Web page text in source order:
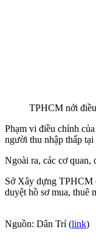
TPHCM nới
Phạm vi điều chỉnh
người thu nhập thấp
Ngoài ra, các cơ quan,
Sở Xây dựng TPHCM
duyệt hồ sơ mua, thuê
Nguồn: Dân Trí (link)